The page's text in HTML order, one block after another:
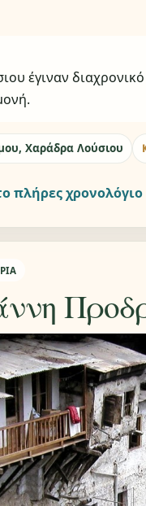
έγιναν
Χαράδρα Λούσιου
πλήρες χρονολόγιο